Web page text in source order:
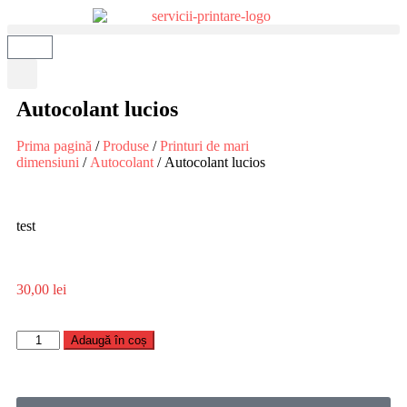
Autocolant lucios
Prima pagină /Produse /Printuri de mari
dimensiuni / Autocolant / Autocolant lucios
test
30,00 lei
Adaugă în coș